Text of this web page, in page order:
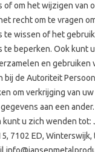
of om het wijzigen van
recht om te vragen
te wissen of het
te beperken. Ook kunt
en gebruiken
bij de Autoriteit
om verkrijging van
aan een
u zich wenden tot:
7102 ED,